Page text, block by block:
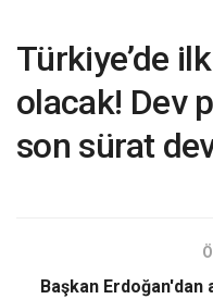
Türkiye’de
olacak! Dev
son sürat
Başkan